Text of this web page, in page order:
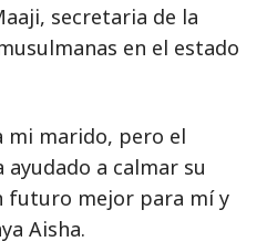
secretaria de la
en el estado
mi marido, pero el
ayudado a calmar su
futuro mejor para mí y
Aisha.